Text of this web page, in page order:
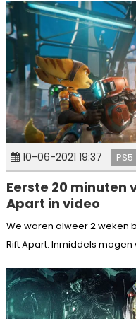
10-06-2021 19:37 PS5
Eerste 20 minuten
Apart in video
We waren alweer 2 weken
Rift Apart. Inmiddels